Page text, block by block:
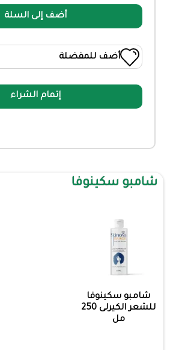
أضف إلى السلة
أضف للمفضلة
إتمام الشراء
شامبو سكينوفا
شامبو سكينوفا
للشعر الكيرلى 250
مل